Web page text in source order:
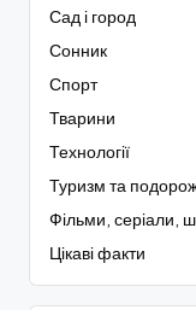
Сад і город
Сонник
Спорт
Тварини
Технології
Туризм та
Фільми, серіали,
Цікаві факти